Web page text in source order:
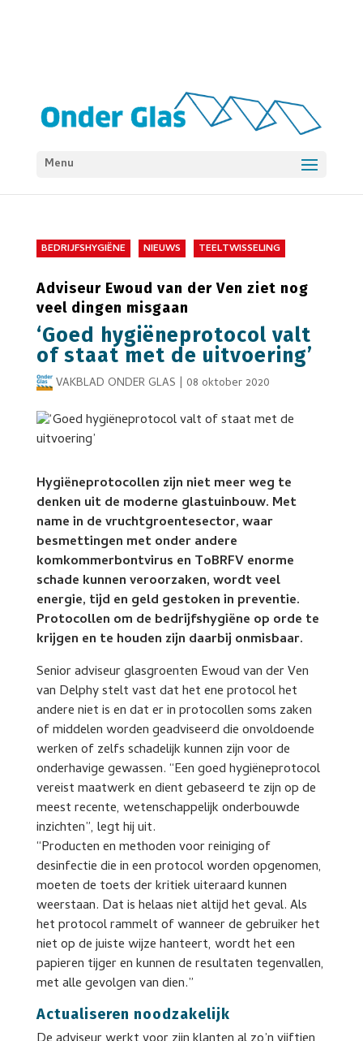
Menu
BEDRIJFSHYGIËNE NIEUWS TEELTWISSELING
Adviseur Ewoud van der Ven ziet nog
veel dingen misgaan
‘Goed hygiëneprotocol valt
of staat met de uitvoering’
VAKBLAD ONDER GLAS | 08 oktober 2020
Hygiëneprotocollen zijn niet meer weg te
denken uit de moderne glastuinbouw. Met
name in de vruchtgroentesector, waar
besmettingen met onder andere
komkommerbontvirus en ToBRFV enorme
schade kunnen veroorzaken, wordt veel
energie, tijd en geld gestoken in preventie.
Protocollen om de bedrijfshygiëne op orde te
krijgen en te houden zijn daarbij onmisbaar.
Senior adviseur glasgroenten Ewoud van der Ven
van Delphy stelt vast dat het ene protocol het
andere niet is en dat er in protocollen soms zaken
of middelen worden geadviseerd die onvoldoende
werken of zelfs schadelijk kunnen zijn voor de
onderhavige gewassen. “Een goed hygiëneprotocol
vereist maatwerk en dient gebaseerd te zijn op de
meest recente, wetenschappelijk onderbouwde
inzichten”, legt hij uit.
“Producten en methoden voor reiniging of
desinfectie die in een protocol worden opgenomen,
moeten de toets der kritiek uiteraard kunnen
weerstaan. Dat is helaas niet altijd het geval. Als
het protocol rammelt of wanneer de gebruiker het
niet op de juiste wijze hanteert, wordt het een
papieren tijger en kunnen de resultaten tegenvallen,
met alle gevolgen van dien.”
Actualiseren noodzakelijk